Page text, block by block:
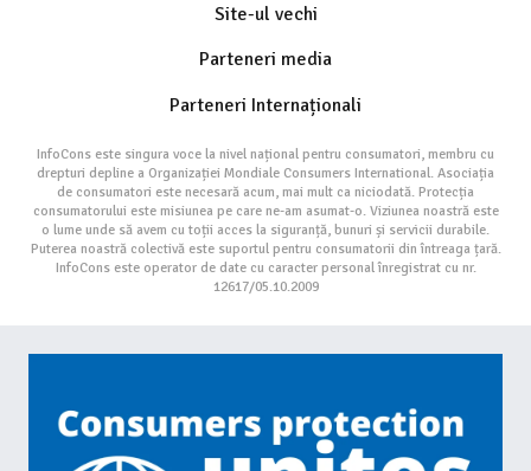
Site-ul vechi
Parteneri media
Parteneri Internaționali
InfoCons este singura voce la nivel național pentru consumatori, membru cu
drepturi depline a Organizației Mondiale Consumers International. Asociația
de consumatori este necesară acum, mai mult ca niciodată. Protecția
consumatorului este misiunea pe care ne-am asumat-o. Viziunea noastră este
o lume unde să avem cu toții acces la siguranță, bunuri și servicii durabile.
Puterea noastră colectivă este suportul pentru consumatorii din întreaga țară.
InfoCons este operator de date cu caracter personal înregistrat cu nr.
12617/05.10.2009